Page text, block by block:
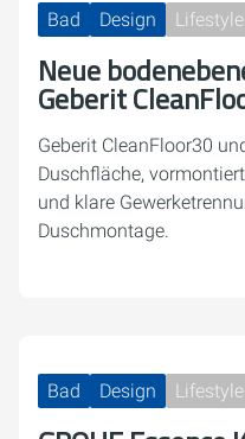
Bad Design Lifestyle
Neue
Geberit
Geberit CleanFloor30
Duschfläche,
und klare
Duschmontage.
Bad Design Lifestyle